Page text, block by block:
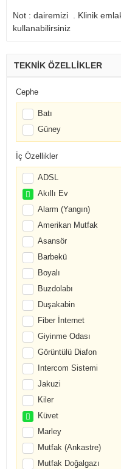
Not : dairemizi . Klinik
kullanabilirsiniz
TEKNİK ÖZELLİKLER
Cephe
Batı
Güney
İç Özellikler
ADSL
Akıllı Ev
Alarm (Yangın)
Amerikan Mutfak
Asansör
Barbekü
Boyalı
Buzdolabı
Duşakabin
Fiber İnternet
Giyinme Odası
Görüntülü Diafon
Intercom Sistemi
Jakuzi
Kiler
Küvet
Marley
Mutfak (Ankastre)
Mutfak Doğalgazı